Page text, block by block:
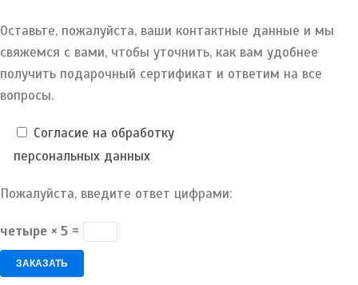
Оставьте, пожалуйста, ваши контактные данные и мы
свяжемся с вами, чтобы уточнить, как вам удобнее
получить подарочный сертификат и ответим на все
вопросы.
Согласие на обработку
персональных данных
Пожалуйста, введите ответ цифрами:
четыре × 5 =